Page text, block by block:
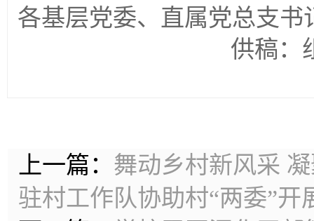
各基层党委、直属党总支书
供稿：
上一篇： 舞动乡村新风采
驻村工作队协助村“两委”开